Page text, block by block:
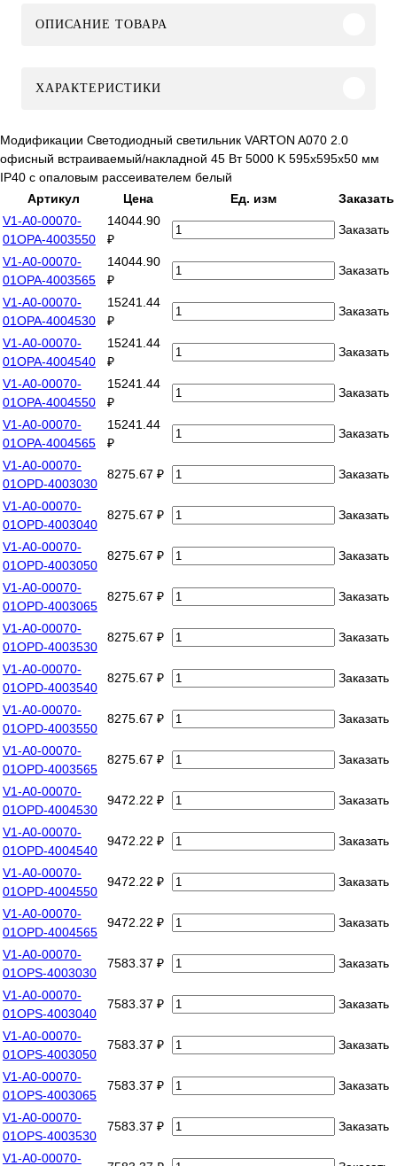
ОПИСАНИЕ ТОВАРА
ХАРАКТЕРИСТИКИ
Модификации Светодиодный светильник VARTON A070 2.0
офисный встраиваемый/накладной 45 Вт 5000 K 595х595х50 мм
IP40 с опаловым рассеивателем белый
Артикул
Цена Ед. изм
Заказать
V1-A0-00070-
01OPA-4003550
14044.90
₽
Заказать
V1-A0-00070-
01OPA-4003565
14044.90
₽
Заказать
V1-A0-00070-
01OPA-4004530
15241.44
₽
Заказать
V1-A0-00070-
01OPA-4004540
15241.44
₽
Заказать
V1-A0-00070-
01OPA-4004550
15241.44
₽
Заказать
V1-A0-00070-
01OPA-4004565
15241.44
₽
Заказать
V1-A0-00070-
01OPD-4003030
8275.67 ₽ Заказать
V1-A0-00070-
01OPD-4003040
8275.67 ₽ Заказать
V1-A0-00070-
01OPD-4003050
8275.67 ₽ Заказать
V1-A0-00070-
01OPD-4003065
8275.67 ₽ Заказать
V1-A0-00070-
01OPD-4003530
8275.67 ₽ Заказать
V1-A0-00070-
01OPD-4003540
8275.67 ₽ Заказать
V1-A0-00070-
01OPD-4003550
8275.67 ₽ Заказать
V1-A0-00070-
01OPD-4003565
8275.67 ₽ Заказать
V1-A0-00070-
01OPD-4004530
9472.22 ₽ Заказать
V1-A0-00070-
01OPD-4004540
9472.22 ₽ Заказать
V1-A0-00070-
01OPD-4004550
9472.22 ₽ Заказать
V1-A0-00070-
01OPD-4004565
9472.22 ₽ Заказать
V1-A0-00070-
01OPS-4003030
7583.37 ₽ Заказать
V1-A0-00070-
01OPS-4003040
7583.37 ₽ Заказать
V1-A0-00070-
01OPS-4003050
7583.37 ₽ Заказать
V1-A0-00070-
01OPS-4003065
7583.37 ₽ Заказать
V1-A0-00070-
01OPS-4003530
7583.37 ₽ Заказать
V1-A0-00070-